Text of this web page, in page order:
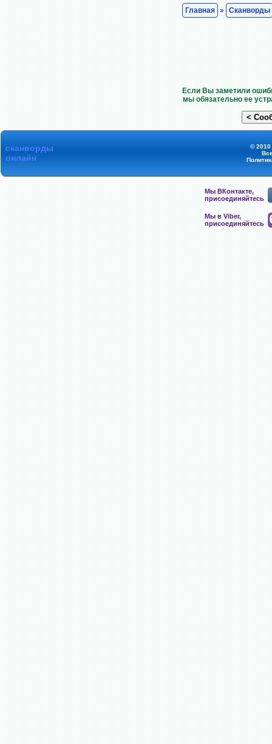
Главная » Сканворды
Если Вы заметили
мы обязательно ее
сканворды
онлайн
© 2010
Мы ВКонтакте,
присоединяйтесь
Мы в Viber,
присоединяйтесь